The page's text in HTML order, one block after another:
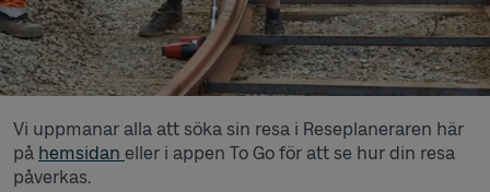
Vi uppmanar alla att söka sin resa i Reseplaneraren här
på hemsidan eller i appen To Go för att se hur din resa
påverkas.